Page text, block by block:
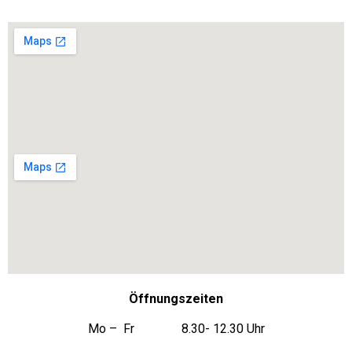
Öffnungszeiten
Mo – Fr 8.30- 12.30 Uhr